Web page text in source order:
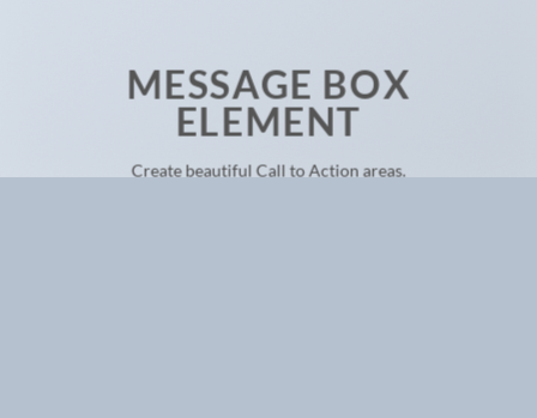
MESSAGE BOX
ELEMENT
Create beautiful Call to Action areas.